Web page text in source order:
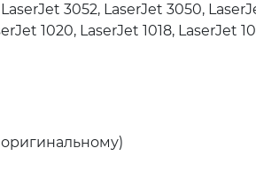
3052, LaserJet 3050,
1020, LaserJet 1018, LaserJet